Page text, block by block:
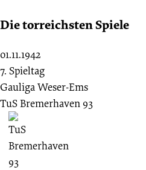
Die torreichsten Spiele
01.11.1942
7. Spieltag
Gauliga Weser-Ems
TuS Bremerhaven 93